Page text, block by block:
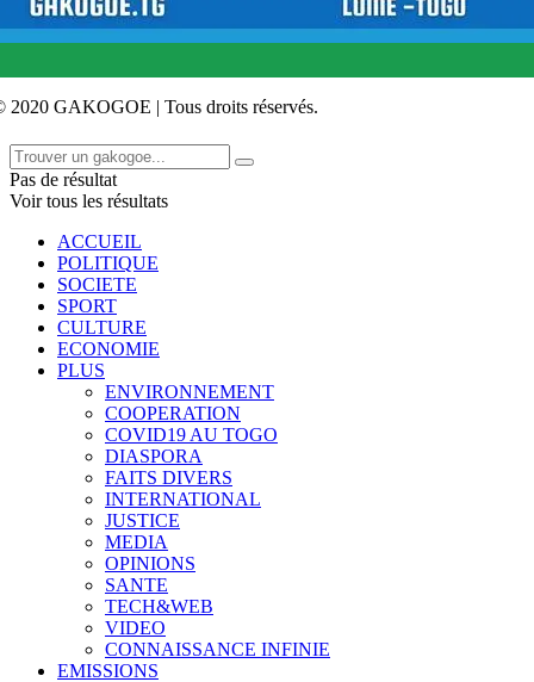
2020 GAKOGOE | Tous droits réservés.
Pas de résultat
Voir tous les résultats
ACCUEIL
POLITIQUE
SOCIETE
SPORT
CULTURE
ECONOMIE
PLUS
ENVIRONNEMENT
COOPERATION
COVID19 AU TOGO
DIASPORA
FAITS DIVERS
INTERNATIONAL
JUSTICE
MEDIA
OPINIONS
SANTE
TECH&WEB
VIDEO
CONNAISSANCE INFINIE
EMISSIONS